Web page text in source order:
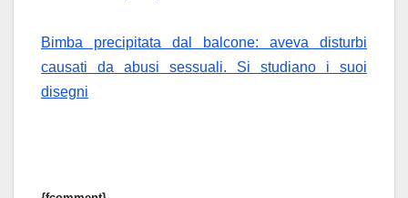
Bimba precipitata dal balcone: aveva disturbi
causati da abusi sessuali. Si studiano i suoi
disegni